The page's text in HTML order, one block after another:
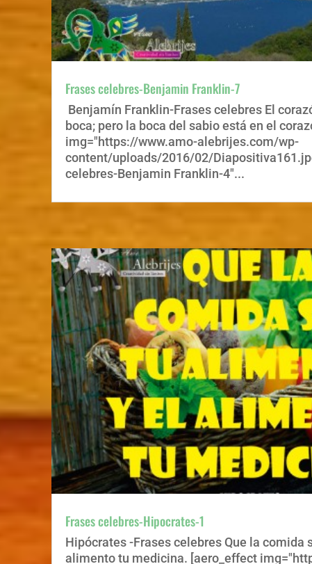
Frases celebres-Benjamin Franklin-7
Benjamín Franklin-Frases celebres El
boca; pero la boca del sabio está en el
img="https://www.amo-alebrijes.com/wp-
content/uploads/2016/02/
celebres-Benjamin Franklin-4"...
Frases celebres-Hipocrates-1
Hipócrates -Frases celebres Que la comida
alimento tu medicina. [aero_effect